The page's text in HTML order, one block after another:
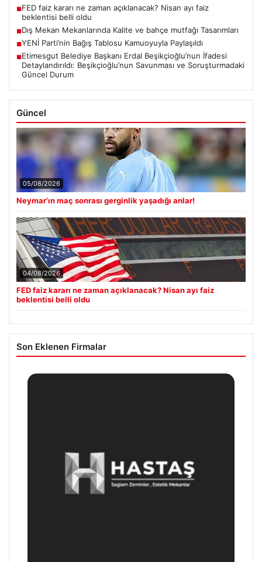
■FED faiz kararı ne zaman açıklanacak? Nisan ayı faiz
beklentisi belli oldu
■Dış Mekan Mekanlarında Kalite ve bahçe mutfağı Tasarımları
■YENİ Parti’nin Bağış Tablosu Kamuoyuyla Paylaşıldı
■Etimesgut Belediye Başkanı Erdal Beşikçioğlu’nun İfadesi
Detaylandırıldı: Beşikçioğlu’nun Savunması ve Soruşturmadaki
Güncel Durum
Güncel
05/08/2026
Neymar’ın maç sonrası gerginlik yaşadığı anlar!
04/08/2026
FED faiz kararı ne zaman açıklanacak? Nisan ayı faiz
beklentisi belli oldu
Son Eklenen Firmalar